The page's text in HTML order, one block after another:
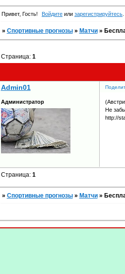
Привет, Гость! Войдите или зарегистрируйтесь
» Спортивные прогнозы » Матчи »
Страница: 1
Admin01
Администратор
Не
http://
Страница: 1
» Спортивные прогнозы » Матчи »